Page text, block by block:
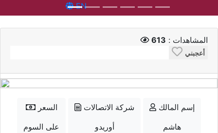
EN
المشاهدات : 613
أعجبني
السعر
على السوم
شركة الاتصالات
أوريدو
إسم المالك
هاشم